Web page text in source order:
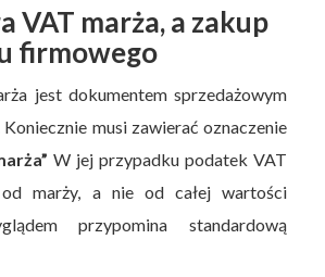
VAT marża, a zakup
firmowego
jest dokumentem sprzedażowym
musi zawierać oznaczenie
W jej przypadku podatek VAT
marży, a nie od całej wartości
przypomina standardową